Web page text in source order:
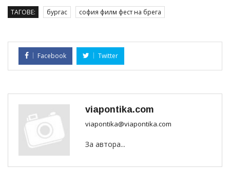
ТАГОВЕ: бургас софия филм фест на брега
Facebook Twitter
viapontika.com
viapontika@viapontika.com
За автора...